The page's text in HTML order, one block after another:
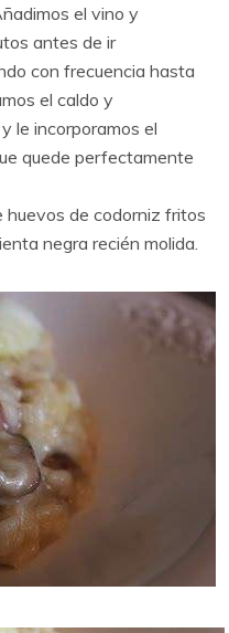
el vino y
antes de ir
con frecuencia hasta
el caldo y
le incorporamos el
quede perfectamente
huevos de codorniz fritos
negra recién molida.